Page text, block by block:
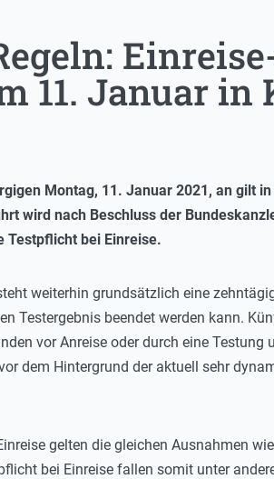
11. Januar in
Montag, 11. Januar 2021, an gilt
wird nach Beschluss der
Testpflicht bei Einreise.
weiterhin grundsätzlich eine
Testergebnis beendet werden kann.
vor Anreise oder durch eine
dem Hintergrund der aktuell sehr
gelten die gleichen Ausnahmen
bei Einreise fallen somit unter